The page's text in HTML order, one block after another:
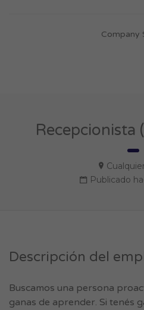
Company
Recepcionista
Publicado
Descripción del
Buscamos una persona
ganas de aprender. Si tenés